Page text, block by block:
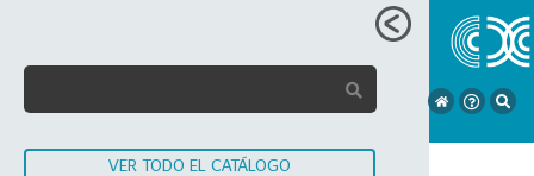
VER TODO EL CATÁLOGO